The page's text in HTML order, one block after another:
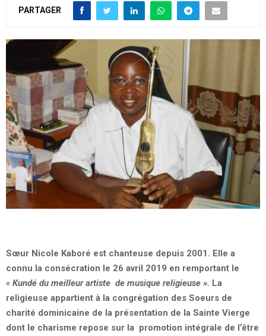
PARTAGER
Sœur Nicole Kaboré est chanteuse depuis 2001. Elle a
connu la consécration le 26 avril 2019 en remportant le
« Kundé du meilleur artiste de musique religieuse ». La
religieuse appartient à la congrégation des Soeurs de
charité dominicaine de la présentation de la Sainte Vierge
dont le charisme repose sur la promotion intégrale de l’être